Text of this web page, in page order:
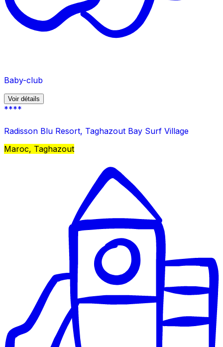
Baby-club
Voir détails
****
Radisson Blu Resort, Taghazout Bay Surf Village
Maroc, Taghazout